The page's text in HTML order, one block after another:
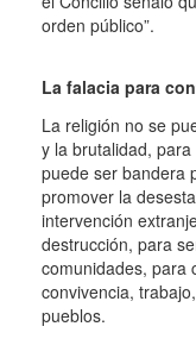
orden público”.
La falacia para
La religión no se
y la brutalidad,
puede ser bandera
promover la
intervención
destrucción, para
comunidades, para
convivencia,
pueblos.